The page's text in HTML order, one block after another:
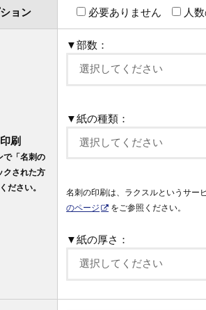
ョン 必要ありません 人
刷
で「名刺の
クされた方
ださい。
▼部数：
▼紙の種類：
名刺の印刷は、ラクスルというサー
のページ
をご参照ください。
▼紙の厚さ：